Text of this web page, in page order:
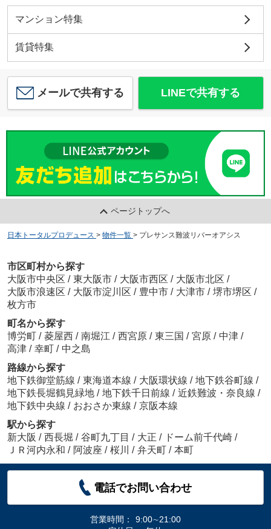
マンション特集
賃貸特集
メールで共有する LINEで共有する
ページトップへ
日本トータルプロデュース > 物件一覧 > プレサンス難波リバーオアシス
市区町村から探す
大阪市中央区 / 東大阪市 / 大阪市西区 / 大阪市北区 /
大阪市浪速区 / 大阪市淀川区 / 豊中市 / 大津市 / 堺市堺区 /
枚方市
町名から探す
博労町 / 菱屋西 / 南堀江 / 西宮原 / 東三国 / 宮原 / 中津 /
高津 / 幸町 / 中之島
路線から探す
地下鉄御堂筋線 / 東海道本線 / 大阪環状線 / 地下鉄谷町線 /
地下鉄長堀鶴見緑地 / 地下鉄千日前線 / 近鉄難波・奈良線 /
地下鉄中央線 / おおさか東線 / 京阪本線
駅から探す
新大阪 / 西長堀 / 谷町九丁目 / 大正 / ドーム前千代崎 /
ＪＲ河内永和 / 阿波座 / 桜川 / 弁天町 / 本町
電話でお問い合わせ
営業時間：
9:00∼21:00